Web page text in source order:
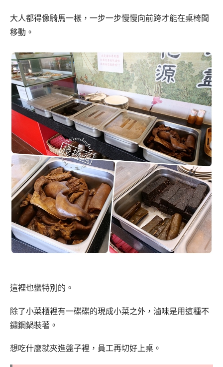
大人都得像騎馬一樣，一步一步慢慢向前跨才能在桌椅間
移動。
這裡也蠻特別的。
除了小菜櫃裡有一碟碟的現成小菜之外，滷味是用這種不
鏽鋼鍋裝著。
想吃什麼就夾進盤子裡，員工再切好上桌。